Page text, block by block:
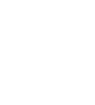
وشهدت مناطق واسعة
مفاجئة وعواصف رعدية
والسهول، مع تسجيل
وفي مديرية خارف على